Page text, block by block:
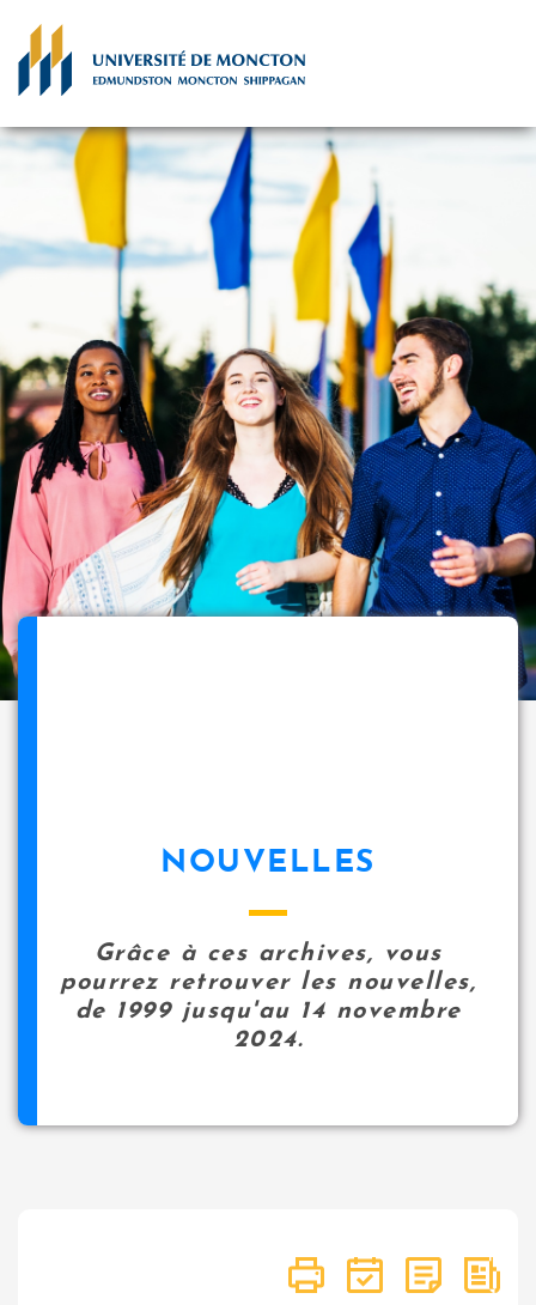
NOUVELLES
Grâce à ces archives, vous
pourrez retrouver les nouvelles,
de 1999 jusqu'au 14 novembre
2024.